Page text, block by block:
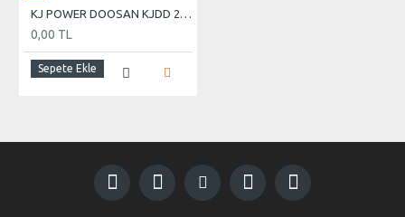
KJ POWER DOOSAN KJDD 275 KVA OTOMATİK KABİNLİ DİZEL JENERATÖR
0,00 TL
Sepete Ekle